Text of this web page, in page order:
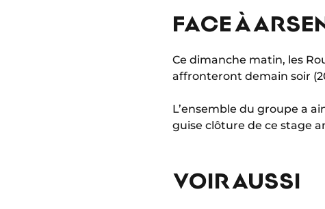
FACE À
Ce dimanche matin, les
affronteront demain soir
L’ensemble du groupe a
guise clôture de ce stage
VOIR AUSSI